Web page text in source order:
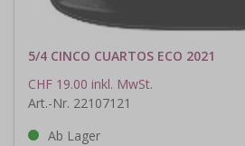
5/4 CINCO CUARTOS ECO 2021
CHF 19.00 inkl. MwSt.
Art.-Nr. 22107121
Ab Lager